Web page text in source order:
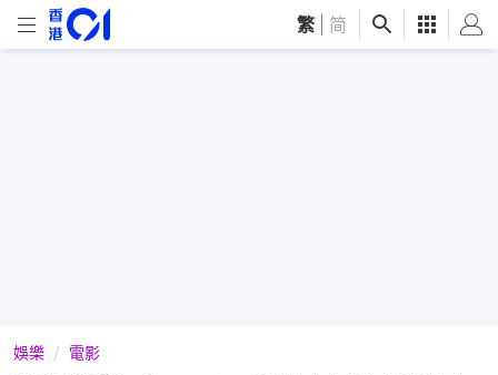
繁 简
娛樂 電影